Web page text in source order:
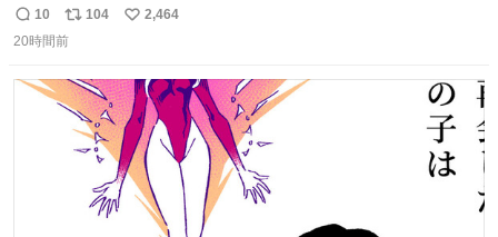
はまりにいくじゃないですか？ 今朝ガーデニングしてる飼
い主の間にはまってきて、最高に可愛かった♥️
返
信
10
リ
ポ
ト
数
104
い
数
2,464
20時間前